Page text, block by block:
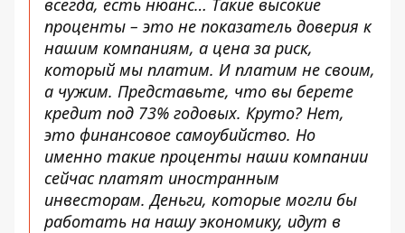
всегда, есть нюанс… Такие высокие
проценты – это не показатель доверия к
нашим компаниям, а цена за риск,
который мы платим. И платим не своим,
а чужим. Представьте, что вы берете
кредит под 73% годовых. Круто? Нет,
это финансовое самоубийство. Но
именно такие проценты наши компании
сейчас платят иностранным
инвесторам. Деньги, которые могли бы
работать на нашу экономику, идут в